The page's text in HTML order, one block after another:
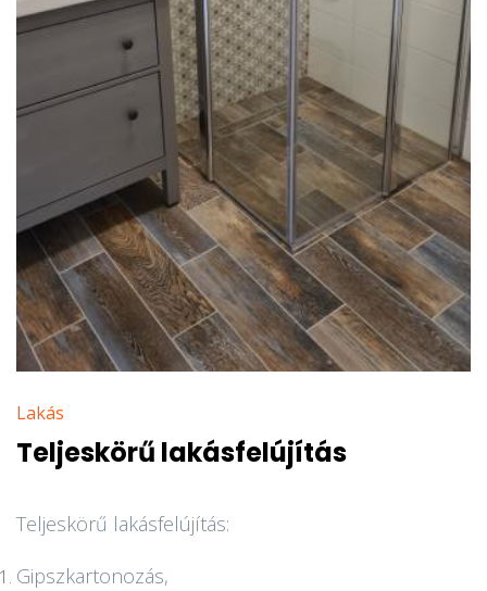
Lakás
Teljeskörű lakásfelújítás
Teljeskörű lakásfelújítás:
Gipszkartonozás,